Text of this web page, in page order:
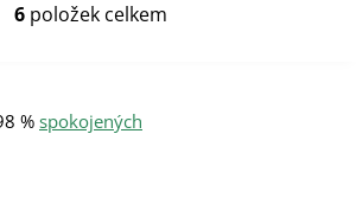
O
d
a
6položek celkem
%spokojených